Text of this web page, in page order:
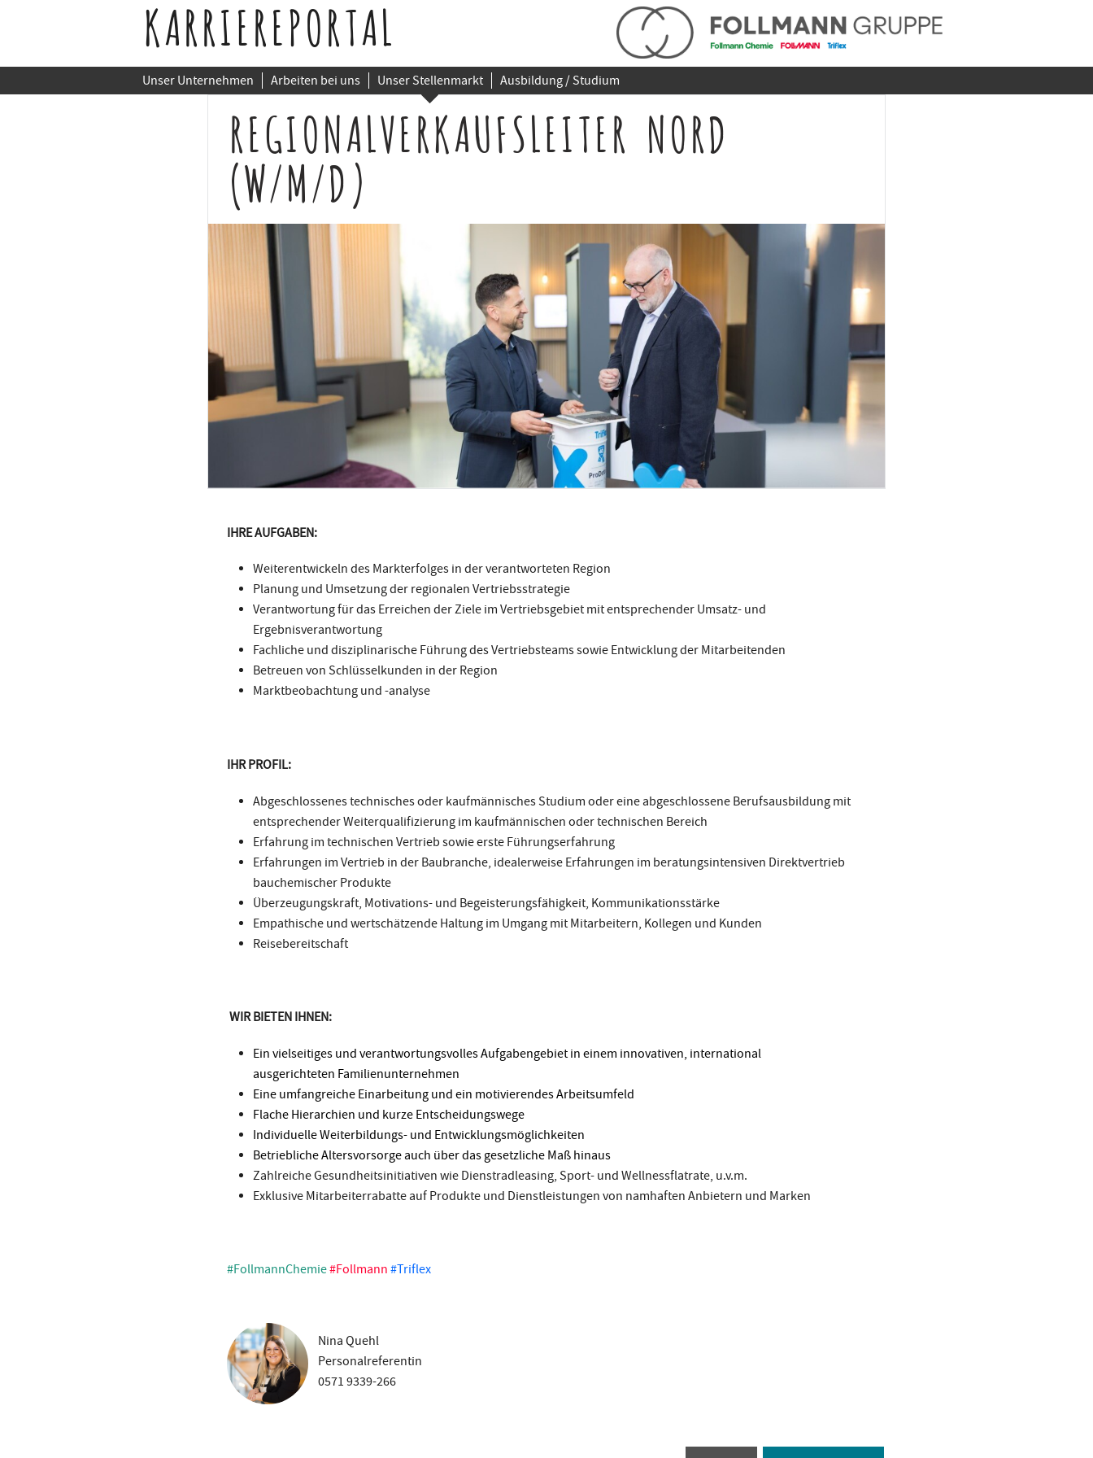
KARRIEREPORTAL
Unser Unternehmen Arbeiten bei uns Unser Stellenmarkt Ausbildung / Studium
REGIONALVERKAUFSLEITER NORD
(W/M/D)
IHRE AUFGABEN:
Weiterentwickeln des Markterfolges in der verantworteten Region
Planung und Umsetzung der regionalen Vertriebsstrategie
Verantwortung für das Erreichen der Ziele im Vertriebsgebiet mit entsprechender Umsatz- und
Ergebnisverantwortung
Fachliche und disziplinarische Führung des Vertriebsteams sowie Entwicklung der Mitarbeitenden
Betreuen von Schlüsselkunden in der Region
Marktbeobachtung und -analyse
IHR PROFIL:
Abgeschlossenes technisches oder kaufmännisches Studium oder eine abgeschlossene Berufsausbildung mit
entsprechender Weiterqualifizierung im kaufmännischen oder technischen Bereich
Erfahrung im technischen Vertrieb sowie erste Führungserfahrung
Erfahrungen im Vertrieb in der Baubranche, idealerweise Erfahrungen im beratungsintensiven Direktvertrieb
bauchemischer Produkte
Überzeugungskraft, Motivations- und Begeisterungsfähigkeit, Kommunikationsstärke
Empathische und wertschätzende Haltung im Umgang mit Mitarbeitern, Kollegen und Kunden
Reisebereitschaft
WIR BIETEN IHNEN:
Ein vielseitiges und verantwortungsvolles Aufgabengebiet in einem innovativen, international
ausgerichteten Familienunternehmen
Eine umfangreiche Einarbeitung und ein motivierendes Arbeitsumfeld
Flache Hierarchien und kurze Entscheidungswege
Individuelle Weiterbildungs- und Entwicklungsmöglichkeiten
Betriebliche Altersvorsorge auch über das gesetzliche Maß hinaus
Zahlreiche Gesundheitsinitiativen wie Dienstradleasing, Sport- und Wellnessflatrate, u.v.m.
Exklusive Mitarbeiterrabatte auf Produkte und Dienstleistungen von namhaften Anbietern und Marken
#FollmannChemie#Follmann #Triflex
Nina Quehl
Personalreferentin
0571 9339-266